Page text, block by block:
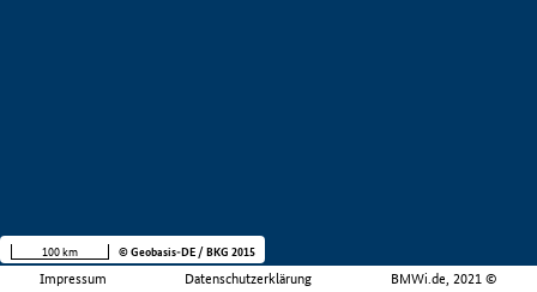
Impressum Datenschutzerklärung BMWi.de, 2021 ©
100 km © Geobasis-DE / BKG 2015